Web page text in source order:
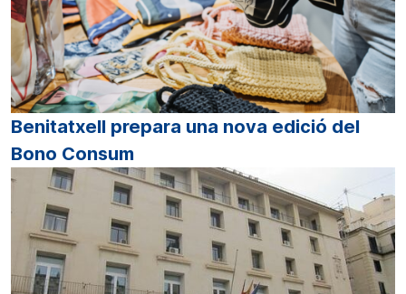
Benitatxell prepara una nova edició del
Bono Consum